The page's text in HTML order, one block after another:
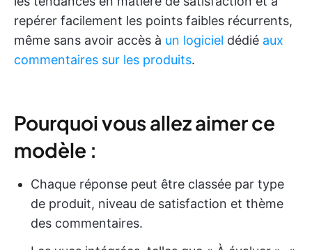
repérer facilement les points faibles récurrents,
même sans avoir accès à un logiciel dédié aux
commentaires sur les produits.
Pourquoi vous allez aimer ce
modèle :
Chaque réponse peut être classée par type
de produit, niveau de satisfaction et thème
des commentaires.